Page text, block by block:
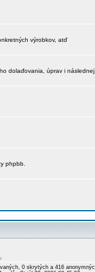
výrobkov, atď
dolaďovania, úprav i následnej
phpbb.
.
0 skrytých a 416